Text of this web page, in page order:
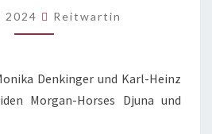
UND
GÄNG
2024 Reitwartin
Denkinger und Karl-Heinz
Morgan-Horses Djuna und